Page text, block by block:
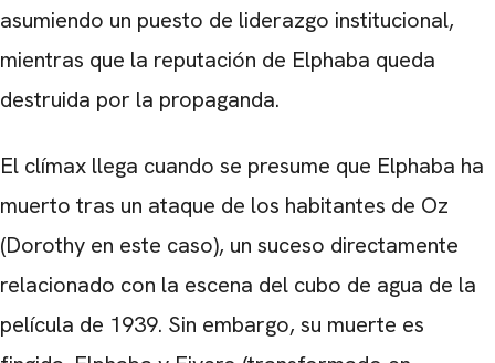
asumiendo un puesto de liderazgo institucional,
mientras que la reputación de Elphaba queda
destruida por la propaganda.
El clímax llega cuando se presume que Elphaba ha
muerto tras un ataque de los habitantes de Oz
(Dorothy en este caso), un suceso directamente
relacionado con la escena del cubo de agua de la
película de 1939. Sin embargo, su muerte es